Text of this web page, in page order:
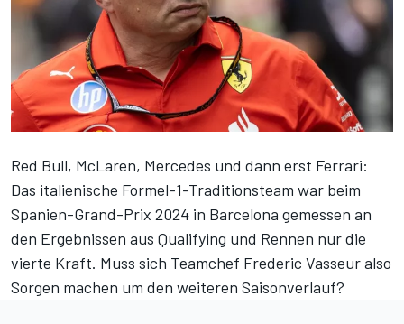
Red Bull, McLaren, Mercedes und dann erst Ferrari:
Das italienische Formel-1-Traditionsteam war beim
Spanien-Grand-Prix 2024 in Barcelona gemessen an
den Ergebnissen aus Qualifying und Rennen nur die
vierte Kraft. Muss sich Teamchef Frederic Vasseur also
Sorgen machen um den weiteren Saisonverlauf?